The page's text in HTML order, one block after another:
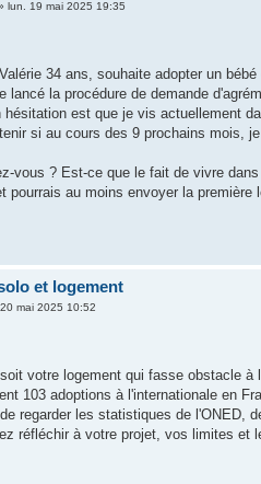
lun. 19 mai 2025 19:35
34 ans, souhaite adopter un bébé
lancé la procédure de demande
hésitation est que je vis actuellement
si au cours des 9 prochains mois,
vous ? Est-ce que le fait de vivre
pourrais au moins envoyer la première
et logement
mai 2025 10:52
votre logement qui fasse obstacle
103 adoptions à l'internationale en
regarder les statistiques de l'ONED,
réfléchir à votre projet, vos limites et